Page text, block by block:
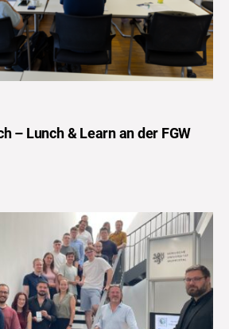
– Lunch & Learn an der FGW